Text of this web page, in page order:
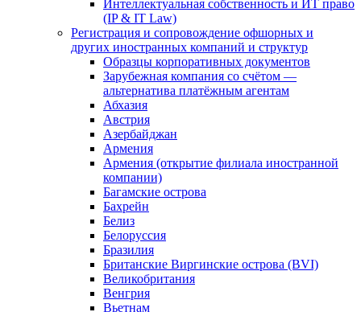
Интеллектуальная собственность и ИТ право
(IP & IT Law)
Регистрация и сопровождение офшорных и
других иностранных компаний и структур
Образцы корпоративных документов
Зарубежная компания со счётом —
альтернатива платёжным агентам
Абхазия
Австрия
Азербайджан
Армения
Армения (открытие филиала иностранной
компании)
Багамские острова
Бахрейн
Белиз
Белоруссия
Бразилия
Британские Виргинские острова (BVI)
Великобритания
Венгрия
Вьетнам